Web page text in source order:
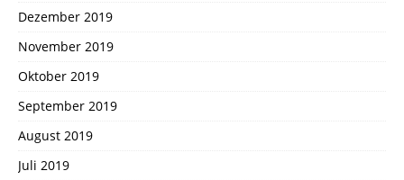
Dezember 2019
November 2019
Oktober 2019
September 2019
August 2019
Juli 2019